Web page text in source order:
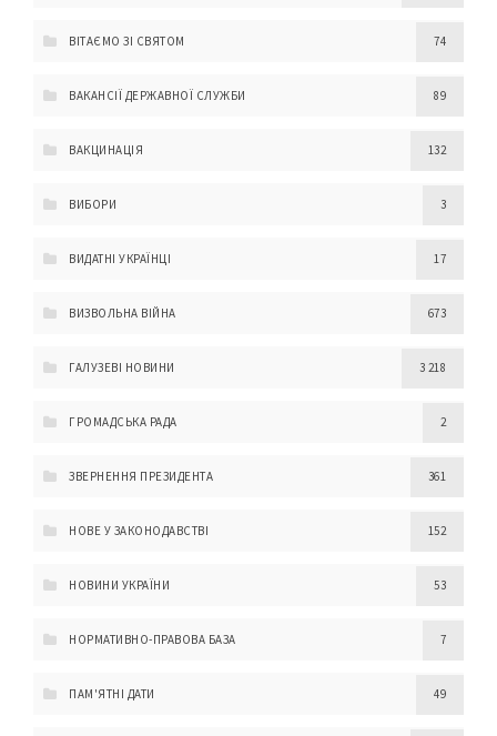
ВІТАЄМО ЗІ СВЯТОМ 74
ВАКАНСІЇ ДЕРЖАВНОЇ СЛУЖБИ 89
ВАКЦИНАЦІЯ 132
ВИБОРИ 3
ВИДАТНІ УКРАЇНЦІ 17
ВИЗВОЛЬНА ВІЙНА 673
ГАЛУЗЕВІ НОВИНИ 3 218
ГРОМАДСЬКА РАДА 2
ЗВЕРНЕННЯ ПРЕЗИДЕНТА 361
НОВЕ У ЗАКОНОДАВСТВІ 152
НОВИНИ УКРАЇНИ 53
НОРМАТИВНО-ПРАВОВА БАЗА 7
ПАМ'ЯТНІ ДАТИ 49